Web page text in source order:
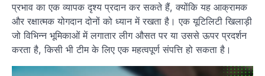
प्रभाव का एक व्यापक दृश्य प्रदान कर सकते हैं, क्योंकि यह आक्रामक
और रक्षात्मक योगदान दोनों को ध्यान में रखता है। एक यूटिलिटी खिलाड़ी
जो विभिन्न भूमिकाओं में लगातार लीग औसत पर या उससे ऊपर प्रदर्शन
करता है, किसी भी टीम के लिए एक महत्वपूर्ण संपत्ति हो सकता है।